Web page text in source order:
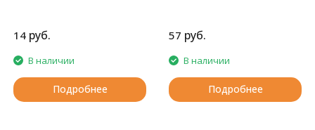
14 руб.
В наличии
Подробнее
57 руб.
В наличии
Подробнее